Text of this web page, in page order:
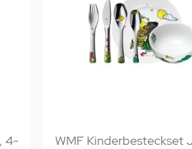
4-
WMF Kinderbesteckset